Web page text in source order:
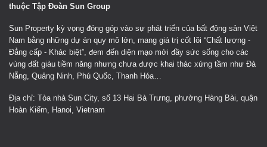
thuộc Tập Đoàn Sun Group
Sun Property kỳ vọng đóng góp vào sự phát triển của bất động sản Việt
Nam bằng những dự án quy mô lớn, mang giá trị cốt lõi “Chất lượng -
Đẳng cấp - Khác biệt”, đem đến diện mạo mới đầy sức sống cho các
vùng đất giàu tiềm năng nhưng chưa được khai thác xứng tầm như Đà
Nẵng, Quảng Ninh, Phú Quốc, Thanh Hóa…
Địa chỉ: Tòa nhà Sun City, số 13 Hai Bà Trưng, phường Hàng Bài, quận
Hoàn Kiếm, Hanoi, Vietnam